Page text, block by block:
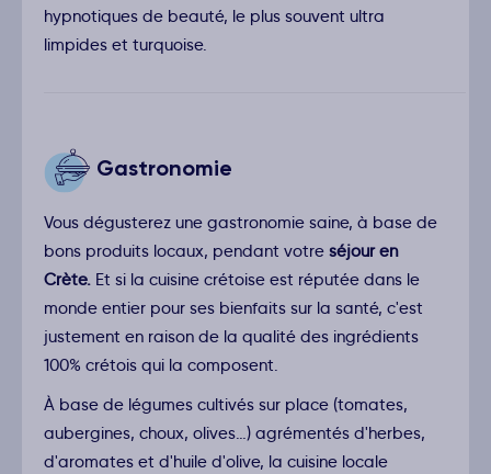
hypnotiques de beauté, le plus souvent ultra
limpides et turquoise.
Gastronomie
Vous dégusterez une gastronomie saine, à base de
bons produits locaux, pendant votre séjour en
Crète. Et si la cuisine crétoise est réputée dans le
monde entier pour ses bienfaits sur la santé, c'est
justement en raison de la qualité des ingrédients
100% crétois qui la composent.
À base de légumes cultivés sur place (tomates,
aubergines, choux, olives…) agrémentés d'herbes,
d'aromates et d'huile d'olive, la cuisine locale